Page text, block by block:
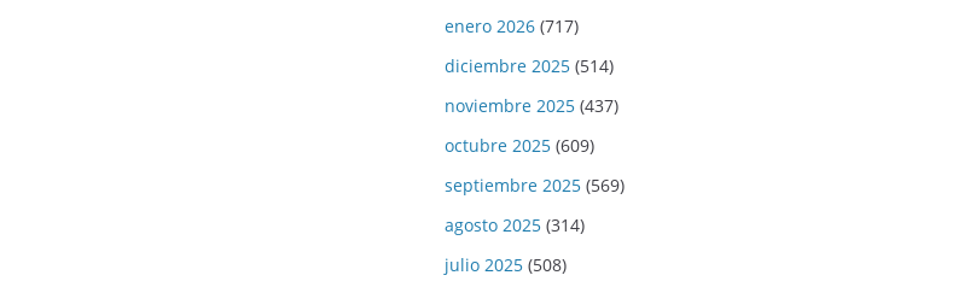
enero 2026 (717)
diciembre 2025 (514)
noviembre 2025 (437)
octubre 2025 (609)
septiembre 2025 (569)
agosto 2025 (314)
julio 2025 (508)